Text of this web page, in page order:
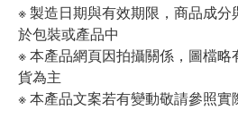
※ 製造日期與有效期限，商品成
於包裝或產品中
※ 本產品網頁因拍攝關係，圖檔略
貨為主
※ 本產品文案若有變動敬請參照實